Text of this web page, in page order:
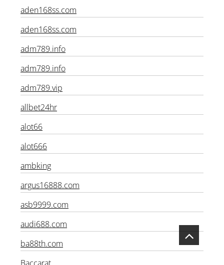
acebet789.com
aden168ss.com
aden168ss.com
adm789.info
adm789.info
adm789.vip
allbet24hr
alot66
alot666
ambking
argus16888.com
asb9999.com
audi688.com